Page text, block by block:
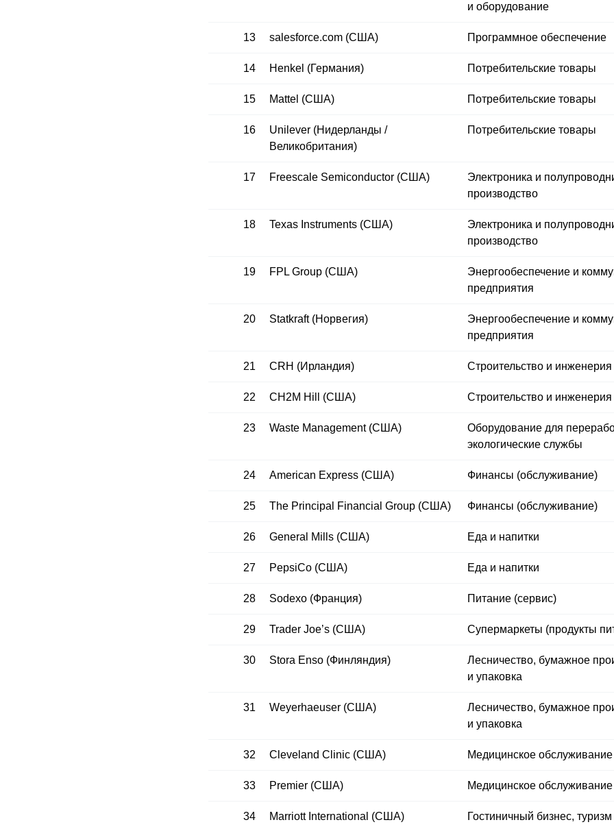
и оборудование
13 salesforce.com (США) Программное обеспечение
14 Henkel (Германия) Потребительские товары
15 Mattel (США) Потребительские товары
16
Unilever (Нидерланды /
Великобритания)
Потребительские товары
17 Freescale Semiconductor (США)
Электроника и
производство
18 Texas Instruments (США)
Электроника и
производство
19 FPL Group (США)
Энергообеспечение и
предприятия
20 Statkraft (Норвегия)
Энергообеспечение и
предприятия
21 CRH (Ирландия) Строительство и инженерия
22 CH2M Hill (США) Строительство и инженерия
23 Waste Management (США)
Оборудование для
экологические службы
24 American Express (США) Финансы (обслуживание)
25 The Principal Financial Group (США) Финансы (обслуживание)
26 General Mills (США) Еда и напитки
27 PepsiCo (США) Еда и напитки
28 Sodexo (Франция) Питание (сервис)
29 Trader Joe’s (США) Супермаркеты (продукты
30 Stora Enso (Финляндия)
Лесничество, бумажное
и упаковка
31 Weyerhaeuser (США)
Лесничество, бумажное
и упаковка
32 Cleveland Clinic (США) Медицинское обслуживание
33 Premier (США) Медицинское обслуживание
34 Marriott International (США) Гостиничный бизнес, туризм